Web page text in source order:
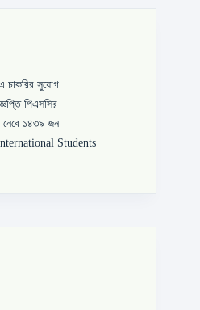
চাকরির সুযোগ
পিএসসির
নেবে ১৪৩৯ জন
Students